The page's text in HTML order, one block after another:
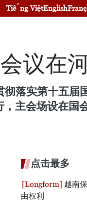
Tiếng ViệtEnglish
议在
落实第十五届
主会场设在国
点击最多
越南
由权利